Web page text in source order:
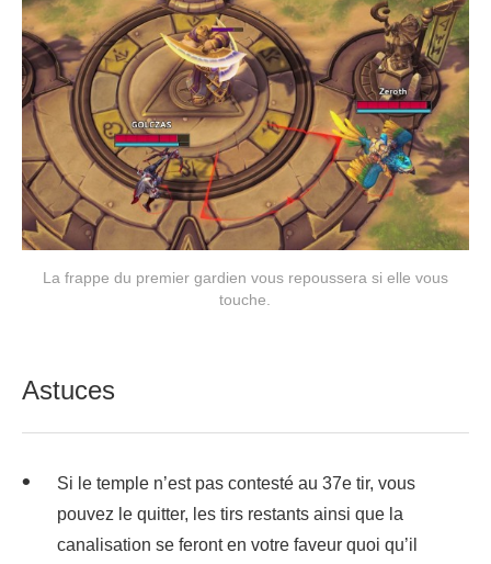
La frappe du premier gardien vous repoussera si elle vous
touche.
Astuces
Si le temple n’est pas contesté au 37e tir, vous
pouvez le quitter, les tirs restants ainsi que la
canalisation se feront en votre faveur quoi qu’il